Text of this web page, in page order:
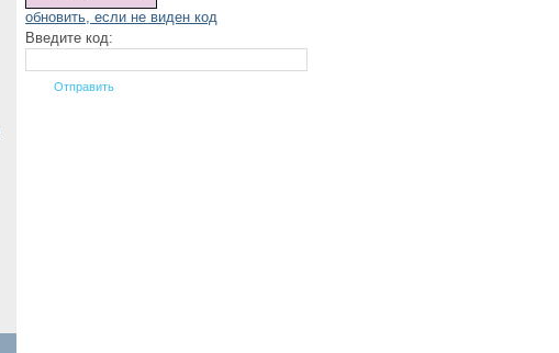
обновить, если не виден код
Введите код: